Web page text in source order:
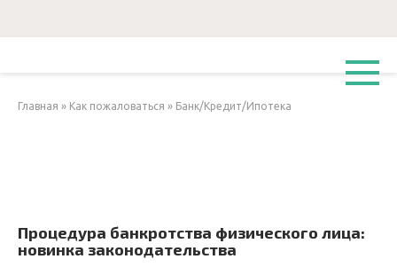
Главная » Как пожаловаться » Банк/Кредит/Ипотека
Процедура банкротства физического лица:
новинка законодательства